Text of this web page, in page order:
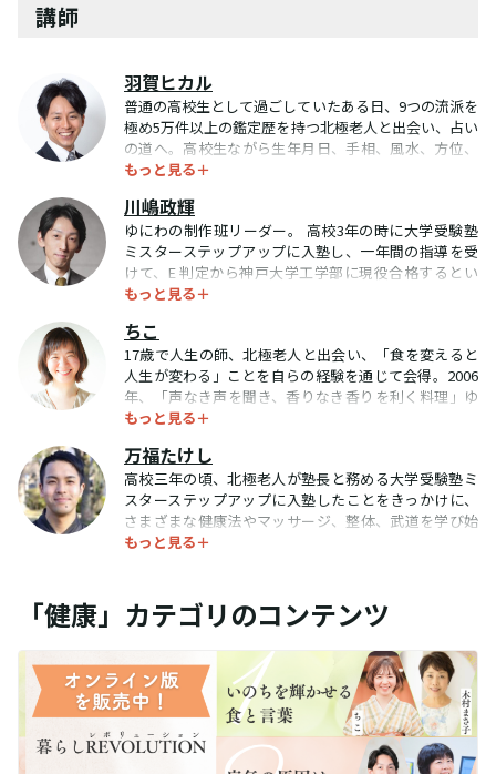
講師
羽賀ヒカル
もっと見る＋
普通の高校生として過ごしていたある日、9つの流派を
極め5万件以上の鑑定歴を持つ北極老人と出会い、占い
の道へ。高校生ながら生年月日、手相、風水、方位、
姓名判断などの様々な占いをマスター。日本各地の神
時間にわたって学ぶ。神秘体験は数知れず。大学生時
代から本格的に、人生相談（出会い、恋愛、結婚、夫
婦関係、命名、子育て、就職、転職、人間関係、引っ
越し、お金…、などの悩み）に乗り、3000人以上を開
運へと導く。大学卒業後は、北極老人の一門によって
して活動。 ウワサがウワサを呼び、優良企業の経営
者、有名コンサルタント、ベストセラー作家、セミナ
ー講師、占い師、ヒーラーなどの著名人も、お忍びで
通うようになる。 特に、占いや精神世界に深く精通し
ている人ほど、北極流の奥深さに驚嘆。 占い鑑定やセ
ミナーを行いながら、著書『女神になれる本』にちな
んだ講座も開催。参加者の中には、わずか1ヶ月で運命
の人と出会って電撃結婚した OLさん（現在は海外在
住）。 不妊でケンカばかりの夫婦関係が改善して妊娠
した主婦。 突然、ご縁に恵まれて転職し、天職と言え
るような理想の仕事にめぐり会えたキャリアウーマ
大きく変わった人たちが多数。
川嶋政輝
もっと見る＋
ゆにわの制作班リーダー。 高校3年の時に大学受験塾
ミスターステップアップに入塾し、一年間の指導を受
けて、E 判定から神戸大学工学部に現役合格するとい
う大逆転を果たし、人生観が激変。 大学入学後、北極
ニングメンバーとしてシェフを務め、その後、北極老
人の弟子たちで立ち上げたグレイトティーチャー株式
会社にて、WEB制作、オンラインショップ運営、ライ
ター、デザイン、書籍編集、事務など、さまざまな業
務を兼任。 現在は、ゆにわに関わる制作物を通して、
ちこ
もっと見る＋
17歳で人生の師、北極老人と出会い、「食を変えると
人生が変わる」ことを自らの経験を通じて会得。2006
年、「声なき声を聞き、香りなき香りを利く料理」ゆ
にわ流を伝授され、大阪府枚方市楠葉にて料理店『御
からも、足しげく通うファンが急増し、「ごはんで人
生が変わった! 」と感動の声が毎日のように寄せられて
いる。また、自身の講座を開講し、「食を変えれば、
生き方が変わる」ことの大切さを説いている。
万福たけし
もっと見る＋
高校三年の頃、北極老人が塾長と務める大学受験塾ミ
スターステップアップに入塾したことをきっかけに、
さまざまな健康法やマッサージ、整体、武道を学び始
める。大学〜社会人の頃は、1000人以上の施術を経
老人に弟子入りし、インドの伝統医学アーユルヴェー
ダ、中医学、ヨーガ、整体術など、古今東西の健康
法、思想を統合する「北極流導引」を継承。「人の身
体(からだ)は神体(しんたい)である」を合言葉に、心身
の声に耳を傾け、大自然と調和するライフスタイルを
伝導する。
「健康」カテゴリのコンテンツ